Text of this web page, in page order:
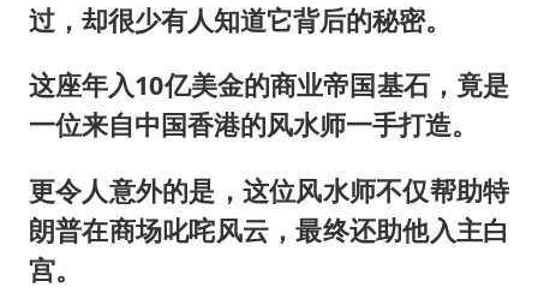
过，却很少有人知道它背后的秘密。
这座年入10亿美金的商业帝国基石，竟是
一位来自中国香港的风水师一手打造。
更令人意外的是，这位风水师不仅帮助特
朗普在商场叱咤风云，最终还助他入主白
宫。